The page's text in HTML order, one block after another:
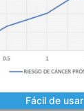
Fácil de usar